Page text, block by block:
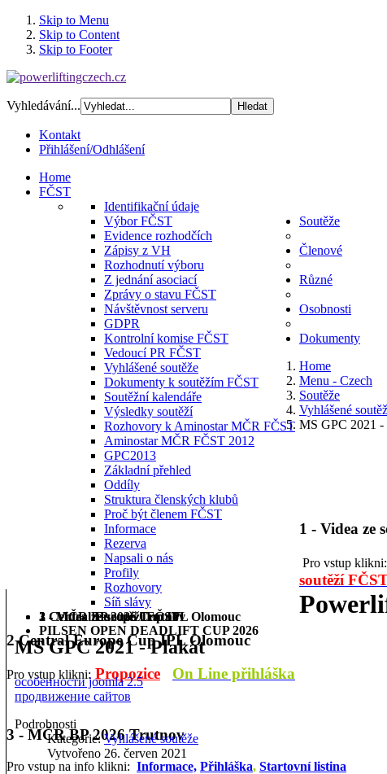
Skip to Menu
Skip to Content
Skip to Footer
Vyhledávání...
Kontakt
Přihlášení/Odhlášení
Home
FČST
Identifikační údaje
Výbor FČST
Evidence rozhodčích
Zápisy z VH
Rozhodnutí výboru
Z jednání asociací
Zprávy o stavu FČST
Návštěvnost serveru
GDPR
Kontrolní komise FČST
Vedoucí PR FČST
Soutěže
Vyhlášené soutěže
Dokumenty k soutěžím FČST
Soutěžní kalendáře
Výsledky soutěží
Rozhovory k Aminostar MČR FČST
Aminostar MČR FČST 2012
GPC2013
Členové
Základní přehled
Oddíly
Struktura členských klubů
Proč být členem FČST
Různé
Informace
Rezerva
Osobnosti
Napsali o nás
Profily
Rozhovory
Síň slávy
Dokumenty
Home
Menu - Czech
Soutěže
Vyhlášené
MS GPC 2021 -
1 - Videa ze soutěží FČST
2 Central Europe Cup IPL Olomouc
3 - MČR BP 2026 Trutnov
PILSEN OPEN DEADLIFT CUP 2026
1 - Videa ze
Pro vstup klikni:
soutěží
2 Central Europe Cup IPL Olomouc
Pro vstup klikni: Propozice On Line přihláška
3 - MČR BP 2026 Trutnov
Pro vstup na info klikni: Informace, Přihláška, Startovní listina
MS GPC 2021 - Plakát
особенности joomla 2.5
продвижение сайтов
Podrobnosti
Kategorie:Vyhlášené soutěže
Vytvořeno 26. červen 2021